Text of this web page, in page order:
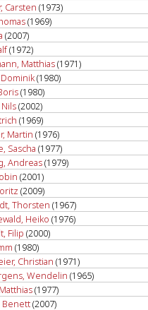
Carsten (1973)
(1969)
(2007)
(1972)
Matthias(1971)
Dominik(1980)
(1980)
(2002)
(1969)
Martin (1976)
Sascha (1977)
Andreas(1979)
(2001)
(2009)
Thorsten (1967)
Heiko (1976)
Filip (2000)
(1980)
Christian (1971)
Wendelin (1965)
(1977)
Benett(2007)